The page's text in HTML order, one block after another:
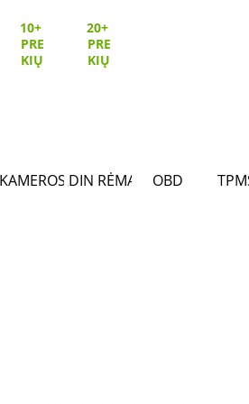
2DIN RĖMAI OBD
20+
PRE
KIŲ
10+
PRE
KIŲ